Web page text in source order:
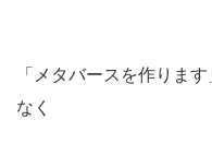
「メタバースを作りま
なく